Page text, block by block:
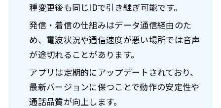
種変更後も同じIDで引き継ぎ可能です。
発信・着信の仕組みはデータ通信経由のた
め、電波状況や通信速度が悪い場所では音声
が途切れることがあります。
アプリは定期的にアップデートされており、
最新バージョンに保つことで動作の安定性や
通話品質が向上します。